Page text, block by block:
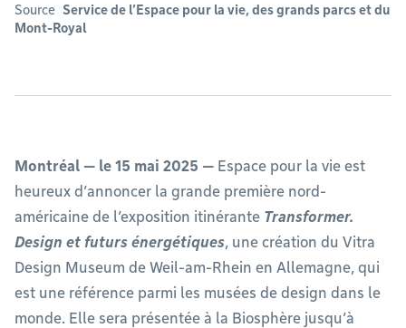
Source Service de l’Espace pour la vie, des grands parcs et du
Mont-Royal
Montréal — le 15 mai 2025 — Espace pour la vie est
heureux d’annoncer la grande première nord-
américaine de l’exposition itinérante Transformer.
Design et futurs énergétiques, une création du Vitra
Design Museum de Weil-am-Rhein en Allemagne, qui
est une référence parmi les musées de design dans le
monde. Elle sera présentée à la Biosphère jusqu’à